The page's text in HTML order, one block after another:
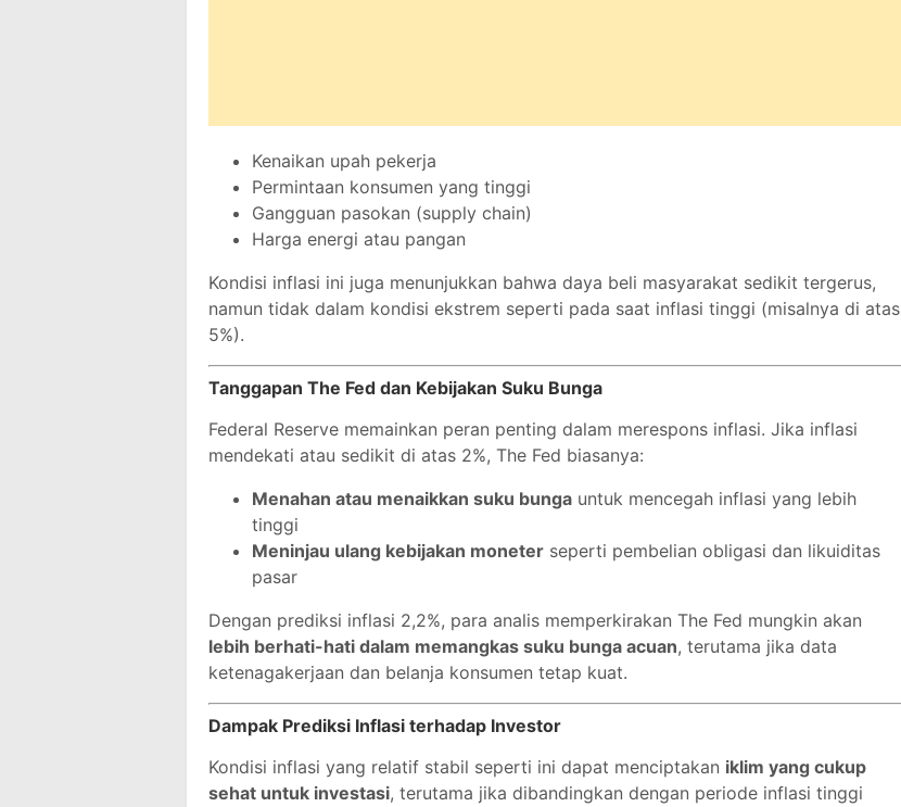
Kenaikan upah pekerja
Permintaan konsumen yang tinggi
Gangguan pasokan (supply chain)
Harga energi atau pangan
Kondisi inflasi ini juga menunjukkan bahwa daya beli masyarakat sedikit tergerus,
namun tidak dalam kondisi ekstrem seperti pada saat inflasi tinggi (misalnya di atas
5%).
Tanggapan The Fed dan Kebijakan Suku Bunga
Federal Reserve memainkan peran penting dalam merespons inflasi. Jika inflasi
mendekati atau sedikit di atas 2%, The Fed biasanya:
Menahan atau menaikkan suku bunga untuk mencegah inflasi yang lebih
tinggi
Meninjau ulang kebijakan moneter seperti pembelian obligasi dan likuiditas
pasar
Dengan prediksi inflasi 2,2%, para analis memperkirakan The Fed mungkin akan
lebih berhati-hati dalam memangkas suku bunga acuan, terutama jika data
ketenagakerjaan dan belanja konsumen tetap kuat.
Dampak Prediksi Inflasi terhadap Investor
Kondisi inflasi yang relatif stabil seperti ini dapat menciptakan iklim yang cukup
sehat untuk investasi, terutama jika dibandingkan dengan periode inflasi tinggi